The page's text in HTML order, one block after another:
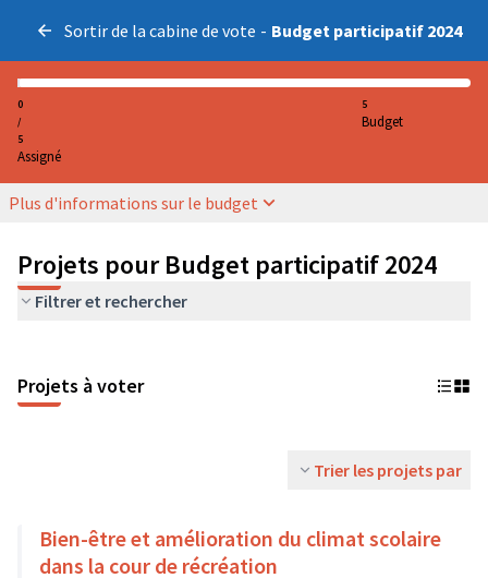
Sortir de la cabine de vote - Budget participatif 2024
0
/
5
Assigné
5
Budget
Plus d'informations sur le budget
Projets pour Budget participatif 2024
Filtrer et rechercher
Projets à voter
Trier les projets par
Bien-être et amélioration du climat scolaire
dans la cour de récréation